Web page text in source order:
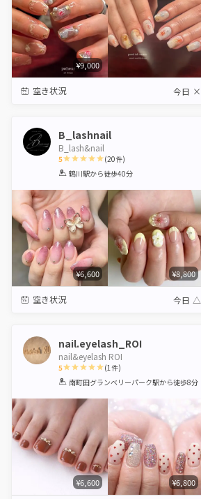
¥9,000
空き状況 今日 ×
B_lashnail
B_lash&nail
5
1 2 3 4 5
(20件)
鶴川駅から徒歩40分
¥6,600 ¥8,800
空き状況 今日 △
nail.eyelash_ROI
nail&eyelash ROI
5
1 2 3 4 5
(1件)
南町田グランベリーパーク駅から徒歩8分
¥6,600 ¥6,800